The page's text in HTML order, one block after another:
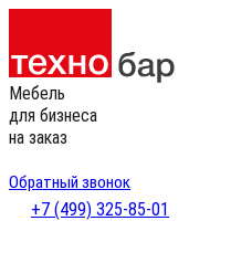
Мебель
для бизнеса
на заказ
Обратный звонок
+7 (499) 325-85-01